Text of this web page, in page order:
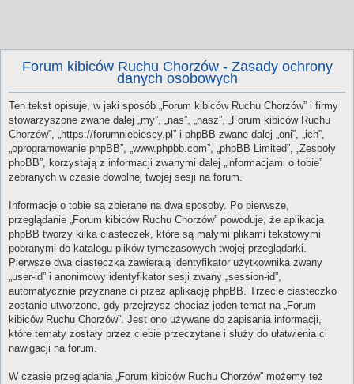
Forum kibiców Ruchu Chorzów - Zasady ochrony
danych osobowych
Ten tekst opisuje, w jaki sposób „Forum kibiców Ruchu Chorzów” i firmy
stowarzyszone zwane dalej „my”, „nas”, „nasz”, „Forum kibiców Ruchu
Chorzów”, „https://forumniebiescy.pl” i phpBB zwane dalej „oni”, „ich”,
„oprogramowanie phpBB”, „www.phpbb.com”, „phpBB Limited”, „Zespoły
phpBB”, korzystają z informacji zwanymi dalej „informacjami o tobie”
zebranych w czasie dowolnej twojej sesji na forum.
Informacje o tobie są zbierane na dwa sposoby. Po pierwsze,
przeglądanie „Forum kibiców Ruchu Chorzów” powoduje, że aplikacja
phpBB tworzy kilka ciasteczek, które są małymi plikami tekstowymi
pobranymi do katalogu plików tymczasowych twojej przeglądarki.
Pierwsze dwa ciasteczka zawierają identyfikator użytkownika zwany
„user-id” i anonimowy identyfikator sesji zwany „session-id”,
automatycznie przyznane ci przez aplikację phpBB. Trzecie ciasteczko
zostanie utworzone, gdy przejrzysz chociaż jeden temat na „Forum
kibiców Ruchu Chorzów”. Jest ono używane do zapisania informacji,
które tematy zostały przez ciebie przeczytane i służy do ułatwienia ci
nawigacji na forum.
W czasie przeglądania „Forum kibiców Ruchu Chorzów” możemy też